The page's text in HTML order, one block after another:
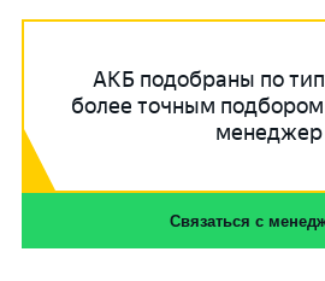
АКБ подобраны по
более точным
менеджер
Связаться с